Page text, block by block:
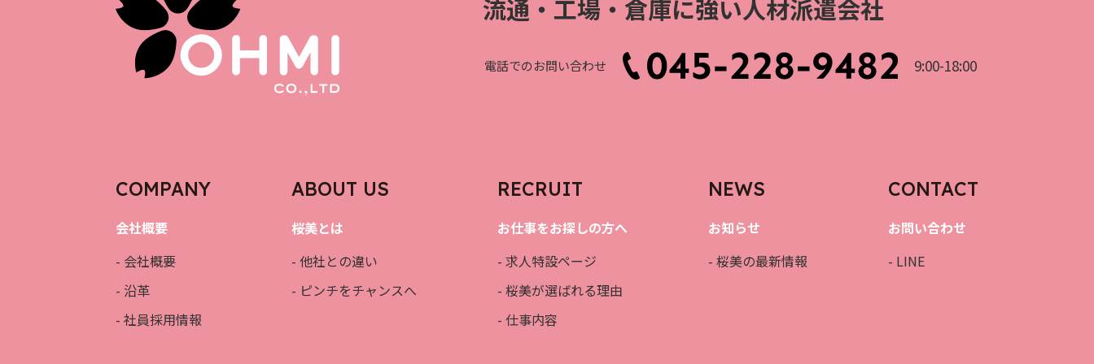
流通・工場・ 倉庫に強い人材派遣会社
電話でのお問い合わせ 9:00-18:00
COMPANY
会社概要
- 会社概要
- 沿革
- 社員採用情報
ABOUT US
桜美とは
- 他社との違い
- ピンチをチャンスへ
RECRUIT
お仕事をお探しの方へ
- 求人特設ページ
- 桜美が選ばれる理由
- 仕事内容
NEWS
お知らせ
- 桜美の最新情報
CONTACT
お問い合わせ
- LINE